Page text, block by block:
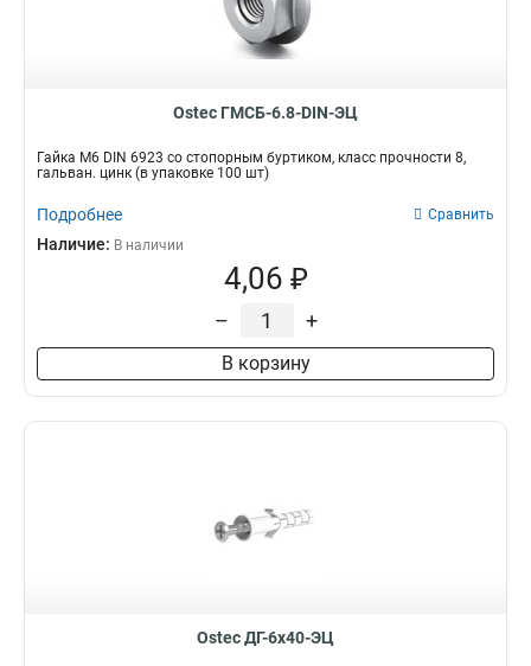
Ostec ГМСБ-6.8-DIN-ЭЦ
Гайка М6 DIN 6923 со стопорным буртиком, класс прочности 8,
гальван. цинк (в упаковке 100 шт)
Подробнее Сравнить
Наличие: В наличии
4,06 ₽
– +
В корзину
Ostec ДГ-6х40-ЭЦ